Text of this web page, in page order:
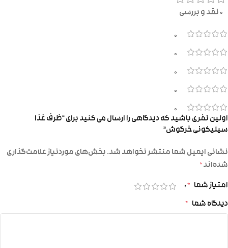
0 نقد و بررسی
0
0
0
0
0
اولین نفری باشید که دیدگاهی را ارسال می کنید برای “ظرف غذا
سیلیکونی خرگوش”
نشانی ایمیل شما منتشر نخواهد شد.بخش‌های موردنیاز علامت‌گذاری
شده‌اند*
امتیاز شما *
دیدگاه شما *